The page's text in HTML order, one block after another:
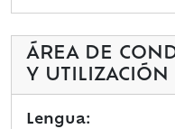
ÁREA DE
Y UTILIZACIÓN
Lengua: